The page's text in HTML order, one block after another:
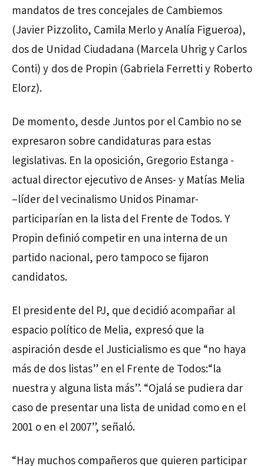
mandatos de tres concejales de Cambiemos
(Javier Pizzolito, Camila Merlo y Analía Figueroa),
dos de Unidad Ciudadana (Marcela Uhrig y Carlos
Conti) y dos de Propin (Gabriela Ferretti y Roberto
Elorz).
De momento, desde Juntos por el Cambio no se
expresaron sobre candidaturas para estas
legislativas. En la oposición, Gregorio Estanga -
actual director ejecutivo de Anses- y Matías Melia
–líder del vecinalismo Unidos Pinamar-
participarían en la lista del Frente de Todos. Y
Propin definió competir en una interna de un
partido nacional, pero tampoco se fijaron
candidatos.
El presidente del PJ, que decidió acompañar al
espacio político de Melia, expresó que la
aspiración desde el Justicialismo es que “no haya
más de dos listas” en el Frente de Todos:“la
nuestra y alguna lista más”. “Ojalá se pudiera dar
caso de presentar una lista de unidad como en el
2001 o en el 2007”, señaló.
“Hay muchos compañeros que quieren participar